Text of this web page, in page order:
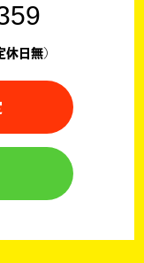
休日無)